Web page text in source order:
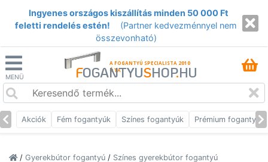
Ingyenes országos kiszállítás minden 50 000 Ft
feletti rendelés estén!
(Partner kedvezménnyel nem
összevonható)
MENÜ
A FOGANTYÚ SPECIALISTA 2010
ÓTA
FOGANTYUSHOP.HU
Akciók Fém fogantyúk Színes fogantyúk Prémium fogantyúk
/ Gyerekbútor fogantyú / Színes gyerekbútor fogantyú